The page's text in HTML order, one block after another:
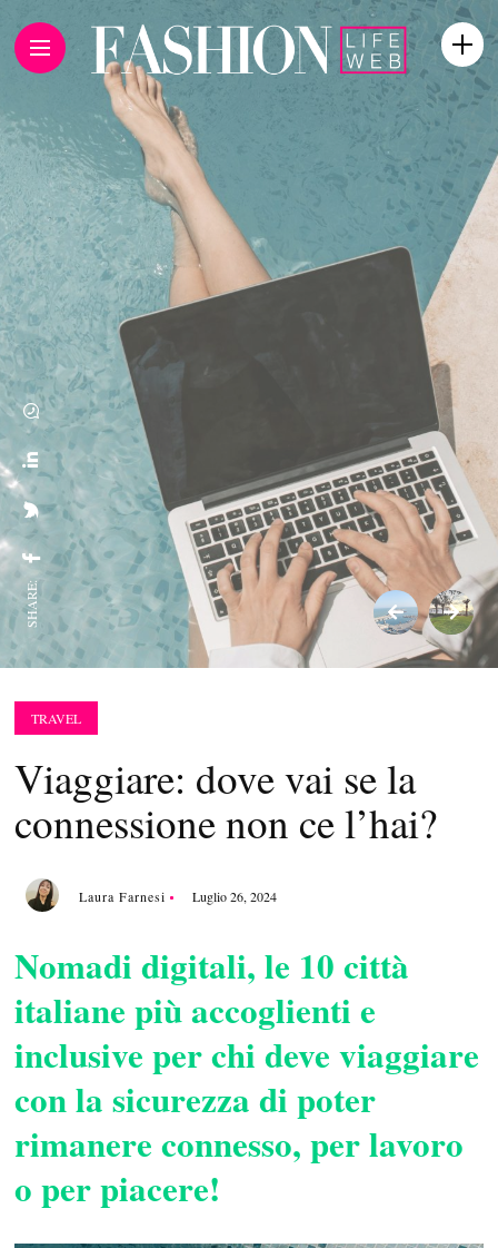
SHARE:
TRAVEL
Viaggiare: dove vai se la
connessione non ce l’hai?
Laura Farnesi Luglio 26, 2024
Nomadi digitali, le 10 città
italiane più accoglienti e
inclusive per chi deve viaggiare
con la sicurezza di poter
rimanere connesso, per lavoro
o per piacere!